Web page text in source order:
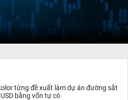
từng đề xuất làm dự án đường sắt
bằng vốn tự có